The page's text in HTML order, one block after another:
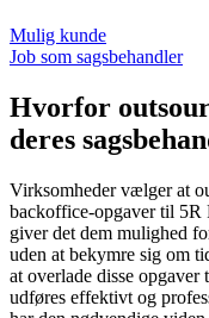
Mulig kunde
Job som sagsbehandler
Hvorfor
deres
Virksomheder vælger at
backoffice-opgaver til 5R
giver det dem mulighed
uden at bekymre sig om
at overlade disse opgaver
udføres effektivt og